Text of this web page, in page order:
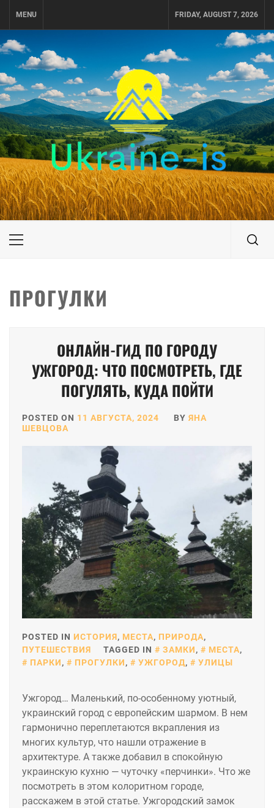
MENU FRIDAY, AUGUST 7, 2026
UKRAINE-IS
ПУТЕШЕСТВИЕ ПО УКРАИНЕ
Primary
ПРОГУЛКИ
ОНЛАЙН-ГИД ПО ГОРОДУ
УЖГОРОД: ЧТО ПОСМОТРЕТЬ, ГДЕ
ПОГУЛЯТЬ, КУДА ПОЙТИ
POSTED ON 11 АВГУСТА, 2024 BY ЯНА
ШЕВЦОВА
POSTED IN ИСТОРИЯ, МЕСТА, ПРИРОДА,
ПУТЕШЕСТВИЯ
TAGGED IN ЗАМКИ, МЕСТА,
ПАРКИ, ПРОГУЛКИ, УЖГОРОД, УЛИЦЫ
Ужгород… Маленький, по-особенному уютный,
украинский город с европейским шармом. В нем
гармонично переплетаются вкрапления из
многих культур, что нашли отражение в
архитектуре. А также добавил в спокойную
украинскую кухню — чуточку «перчинки». Что же
посмотреть в этом колоритном городе,
расскажем в этой статье. Ужгородский замок